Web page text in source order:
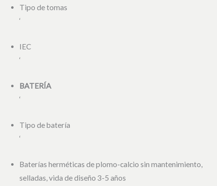
Tipo de tomas
‘
IEC
‘
BATERÍA
‘
Tipo de batería
‘
Baterías herméticas de plomo-calcio sin mantenimiento,
selladas, vida de diseño 3-5 años